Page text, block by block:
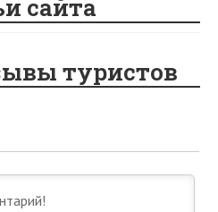
сайта
туристов